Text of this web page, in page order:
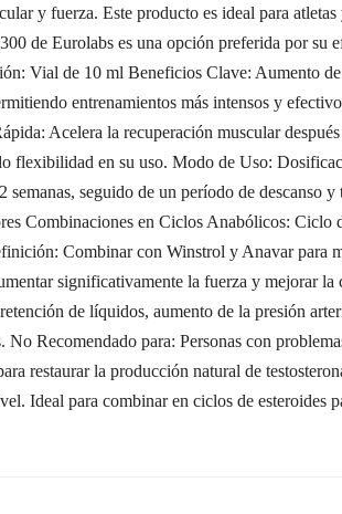
y fuerza. Este producto es ideal para
de Eurolabs es una opción preferida por
Vial de 10 ml Beneficios Clave: Aumento
entrenamientos más intensos y
Acelera la recuperación muscular
flexibilidad en su uso. Modo de Uso:
seguido de un período de descanso
Combinaciones en Ciclos Anabólicos:
Combinar con Winstrol y Anavar para
significativamente la fuerza y mejorar
de líquidos, aumento de la presión
Recomendado para: Personas con
restaurar la producción natural de
Ideal para combinar en ciclos de esteroides